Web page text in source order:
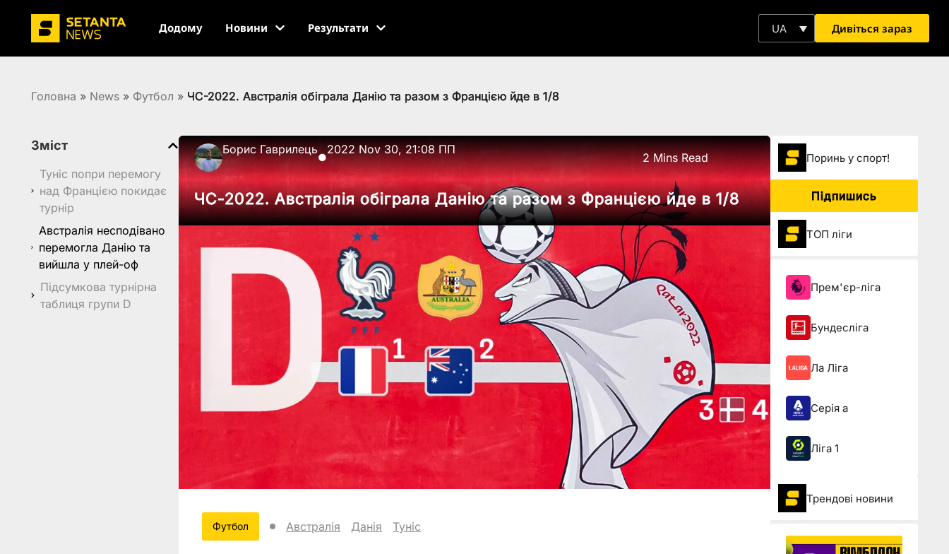
Додому Новини Результати UA Дивіться зараз
Головна » News » Футбол » ЧС-2022. Австралія обіграла Данію та разом з Францією йде в 1/8
Зміст
Туніс попри перемогу
над Францією покидає
турнір
Австралія несподівано
перемогла Данію та
вийшла у плей-оф
Підсумкова турнірна
таблиця групи D
Борис Гаврилець
●
2022 Nov 30, 21:08 ПП
2 Mins Read
ЧС-2022. Австралія обіграла Данію та разом з Францією йде в 1/8
Футбол Австралія Данія Туніс
Поринь у спорт!
Підпишись
ТОП ліги
Прем'єр-ліга
Бундесліга
Ла Ліга
Серія а
Ліга 1
Трендові новини